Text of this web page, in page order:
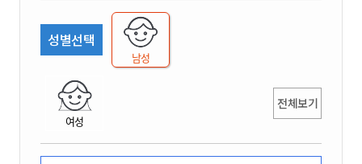
성별선택
남성
여성
전체보기